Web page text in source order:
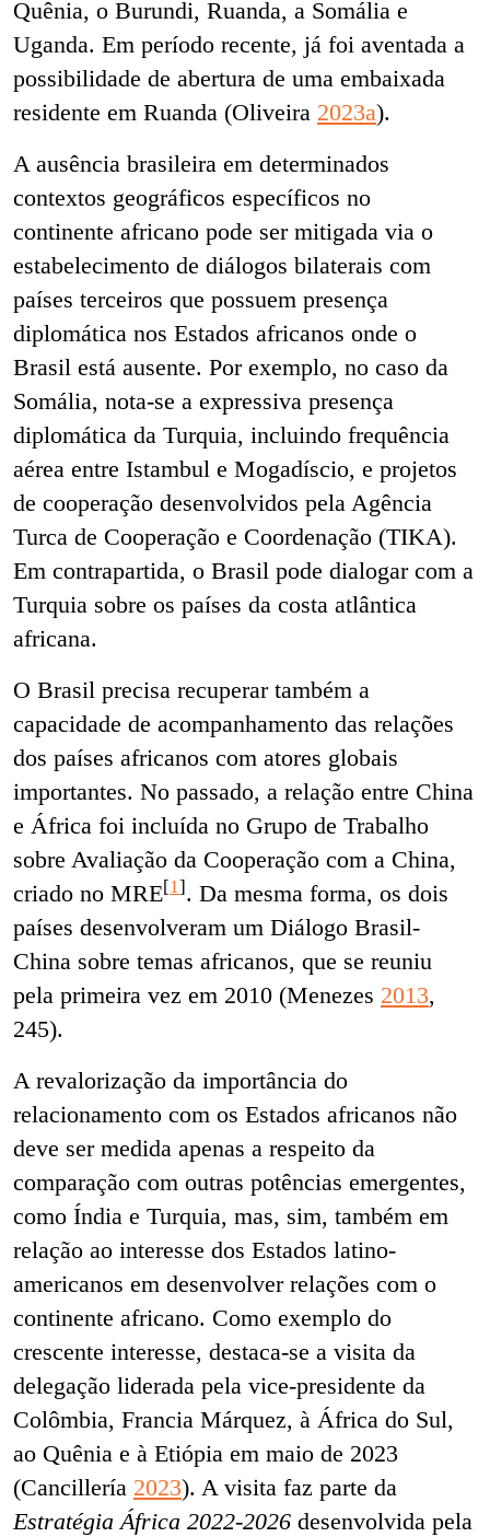
Quênia, o Burundi, Ruanda, a Somália e
Uganda. Em período recente, já foi aventada a
possibilidade de abertura de uma embaixada
residente em Ruanda (Oliveira 2023a).
A ausência brasileira em determinados
contextos geográficos específicos no
continente africano pode ser mitigada via o
estabelecimento de diálogos bilaterais com
países terceiros que possuem presença
diplomática nos Estados africanos onde o
Brasil está ausente. Por exemplo, no caso da
Somália, nota-se a expressiva presença
diplomática da Turquia, incluindo frequência
aérea entre Istambul e Mogadíscio, e projetos
de cooperação desenvolvidos pela Agência
Turca de Cooperação e Coordenação (TIKA).
Em contrapartida, o Brasil pode dialogar com a
Turquia sobre os países da costa atlântica
africana.
O Brasil precisa recuperar também a
capacidade de acompanhamento das relações
dos países africanos com atores globais
importantes. No passado, a relação entre China
e África foi incluída no Grupo de Trabalho
sobre Avaliação da Cooperação com a China,
criado no MRE[1]. Da mesma forma, os dois
países desenvolveram um Diálogo Brasil-
China sobre temas africanos, que se reuniu
pela primeira vez em 2010 (Menezes 2013,
245).
A revalorização da importância do
relacionamento com os Estados africanos não
deve ser medida apenas a respeito da
comparação com outras potências emergentes,
como Índia e Turquia, mas, sim, também em
relação ao interesse dos Estados latino-
americanos em desenvolver relações com o
continente africano. Como exemplo do
crescente interesse, destaca-se a visita da
delegação liderada pela vice-presidente da
Colômbia, Francia Márquez, à África do Sul,
ao Quênia e à Etiópia em maio de 2023
(Cancillería 2023). A visita faz parte da
Estratégia África 2022-2026 desenvolvida pela